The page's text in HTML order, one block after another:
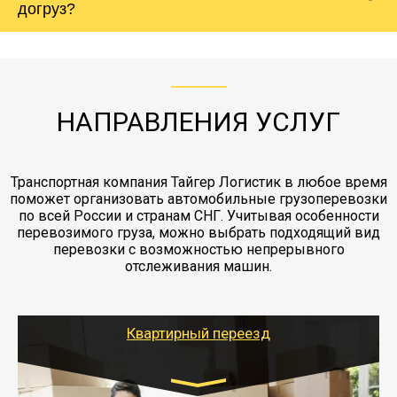
холодильника - обложить картонными
коробками и обмотать стрейч пленкой.
Вашего груза по ставке 0.15 от стоимости
груза. Мы сотрудничаем по услугам страховки
заканчивая выгрузкой в пункте получателя.
догруз?
НАПРАВЛЕНИЯ УСЛУГ
Транспортная компания Тайгер Логистик в любое время
поможет организовать автомобильные грузоперевозки
по всей России и странам СНГ. Учитывая особенности
перевозимого груза, можно выбрать подходящий вид
перевозки с возможностью непрерывного
отслеживания машин.
Квартирный переезд